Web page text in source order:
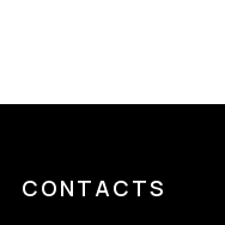
CONTACTS